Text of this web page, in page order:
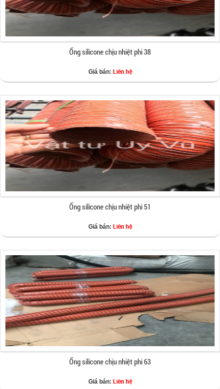
Ống silicone chịu nhiệt phi 38
Giá bán: Liên hệ
Ống silicone chịu nhiệt phi 51
Giá bán: Liên hệ
Ống silicone chịu nhiệt phi 63
Giá bán: Liên hệ